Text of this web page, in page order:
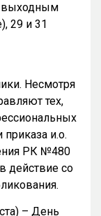
выходным
29 и 31
Несмотря
тех,
и.о.
РК №480
действие со
– День